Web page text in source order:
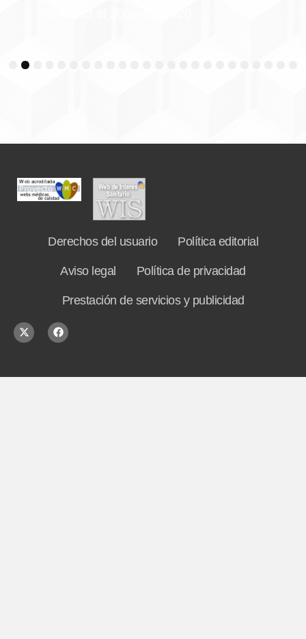
5
Derechos del usuario Política editorial
Aviso legal Política de privacidad
Prestación de servicios y publicidad